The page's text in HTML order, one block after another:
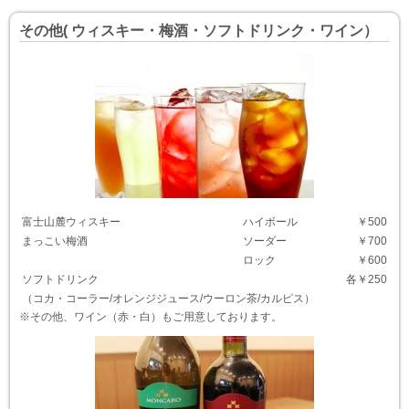
その他( ウィスキー・梅酒・ソフトドリンク・ワイン）
富士山麓ウィスキー ハイボール
￥500
まっこい梅酒
ソーダー
￥700
ロック
￥600
ソフトドリンク
各￥250
（コカ・コーラー/オレンジジュース/ウーロン茶/カルピス）
※その他、ワイン（赤・白）もご用意しております。